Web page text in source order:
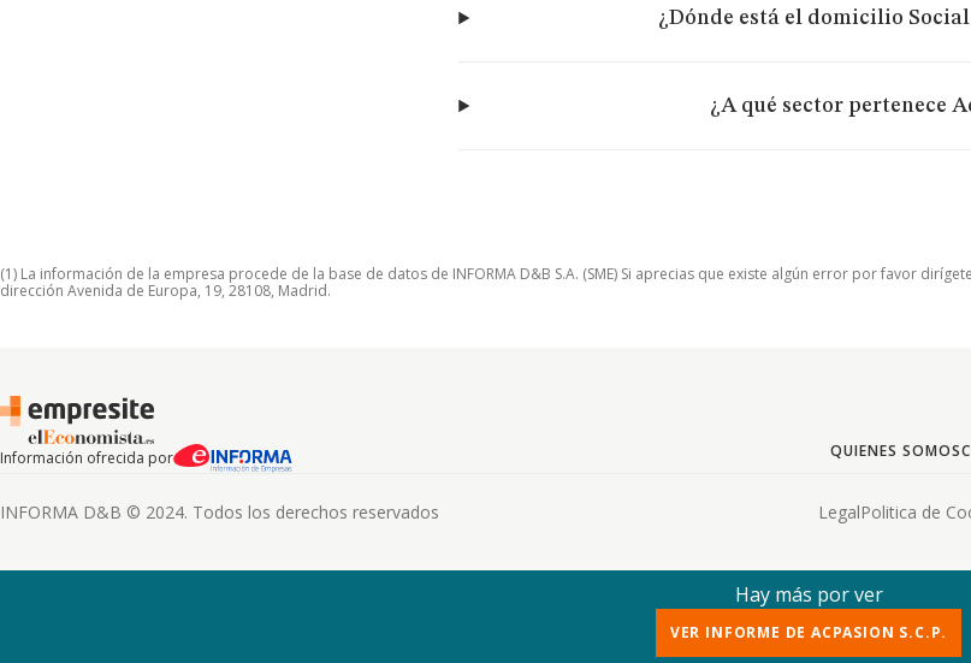
¿Dónde está el domicilio Social
¿A qué sector pertenece
(1) La información de la empresa procede de la base de datos de INFORMA D&B S.A. (SME) Si aprecias que existe algún error por favor
dirección Avenida de Europa, 19, 28108, Madrid.
Información ofrecida por QUIENES SOMOS
INFORMA D&B © 2024. Todos los derechos reservados LegalPolitica de
Hay más por ver
VER INFORME DE ACPASION S.C.P.